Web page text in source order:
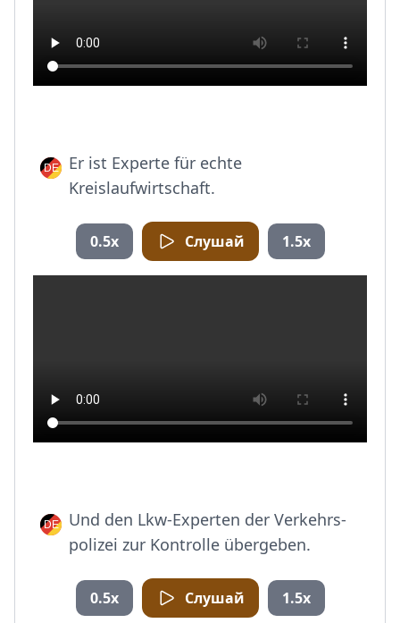
Er ist Experte für echte
Kreislaufwirtschaft.
0.5x Слушай 1.5x
Und den Lkw-Experten der Verkehrs-
polizei zur Kontrolle übergeben.
0.5x Слушай 1.5x